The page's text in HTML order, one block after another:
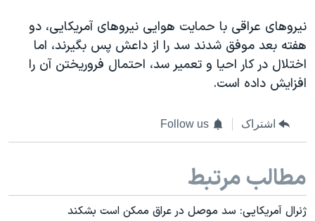
نیروهای عراقی با حمایت هوایی نیروهای آمریکایی، دو
هفته بعد موفق شدند سد را از داعش پس بگیرند، اما
اختلال در کار احیا و تعمیر سد، احتمال فروریختن آن را
افزایش داده است.
اشتراک Follow us
مطالب مرتبط
ژنرال آمریکایی: سد موصل در عراق ممکن است بشکند